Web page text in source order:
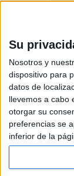
Su
Nosotros y
dispositivo para
datos de
llevemos a cabo
otorgar su
preferencias se
inferior de la